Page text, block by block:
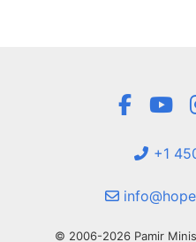
+1
© 2006-2026 Pamir